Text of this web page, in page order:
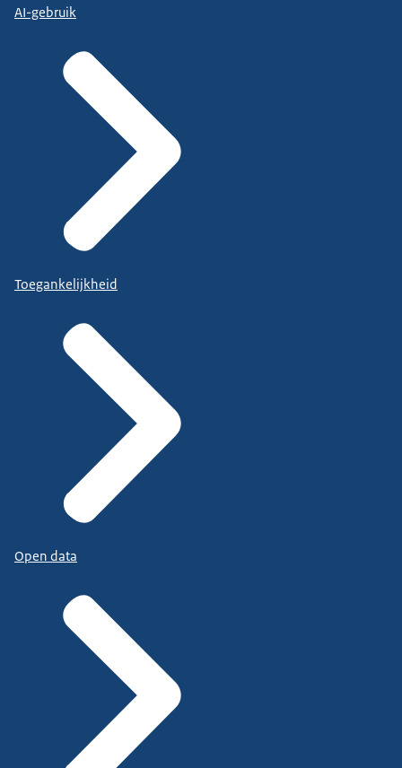
AI-gebruik
Toegankelijkheid
Open data